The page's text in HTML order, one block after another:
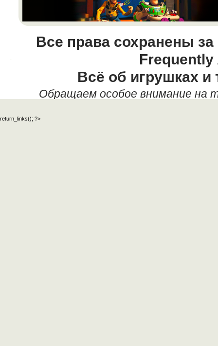
Все права сохранены
Всё об игрушках и
Обращаем особое внимание на
return_links(); ?>